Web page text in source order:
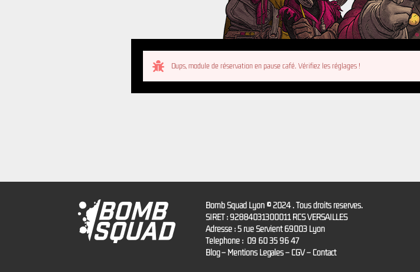
Oups, module de réservation en pause café. Vérifiez les réglages !
Bomb Squad Lyon © 2024 . Tous droits réservés.
SIRET : 92884031300011 RCS VERSAILLES
Adresse : 5 rue Servient 69003 Lyon
Téléphone : 09 60 35 96 47
Blog– Mentions Légales– CGV– Contact